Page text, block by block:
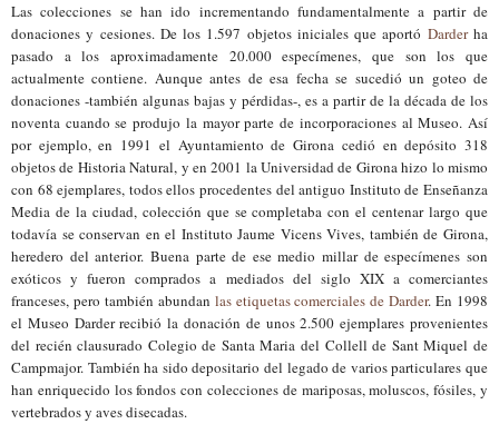
Las colecciones se han ido incrementando fundamentalmentea partir de
donaciones y cesiones. De los 1.597 objetos iniciales que aportó Darder ha
pasado a los aproximadamente 20.000 especímenes, que son los que
actualmente contiene. Aunque antes de esa fechase sucedió un goteo de
donaciones -también algunas bajas y pérdidas-, es a partir de la década de los
noventa cuando se produjo la mayor parte de incorporaciones al Museo. Así
por ejemplo,en 1991 el Ayuntamiento de Girona cedió en depósito 318
objetos de Historia Natural, y en 2001 la Universidad de Girona hizo lo mismo
con 68 ejemplares, todos ellos procedentes del antiguo Instituto deEnseñanza
Media de la ciudad, colección que se completaba con el centenar largoque
todavía se conservan en el Instituto Jaume Vicens Vives, también de Girona,
heredero del anterior. Buena parte de ese medio millar deespecímenes son
exóticos yfueron comprados a mediados del siglo XIX a comerciantes
franceses, pero también abundan las etiquetas comerciales de Darder. En 1998
el Museo Darder recibióla donación de unos 2.500 ejemplares provenientes
del recién clausurado Colegio de Santa Maria del Collell de Sant Miquel de
Campmajor. También ha sido depositario del legado de varios particulares que
han enriquecido los fondos con colecciones de mariposas, moluscos, fósiles, y
vertebrados y aves disecadas.